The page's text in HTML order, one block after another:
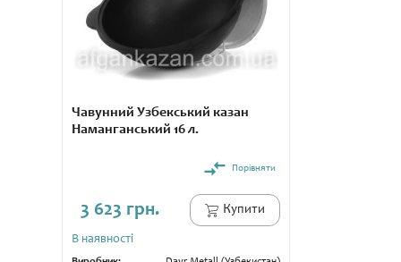
Чавунний Узбекський казан
Наманганський 16 л.
Порівняти
3 623 грн. Купити
В наявності